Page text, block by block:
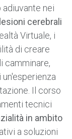
nei
cerebrali
Virtuale, i
di creare
camminare,
Il corso
tecnici
in ambito
a soluzioni